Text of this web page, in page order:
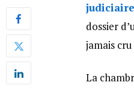
judiciaire
dossier
jamais
La